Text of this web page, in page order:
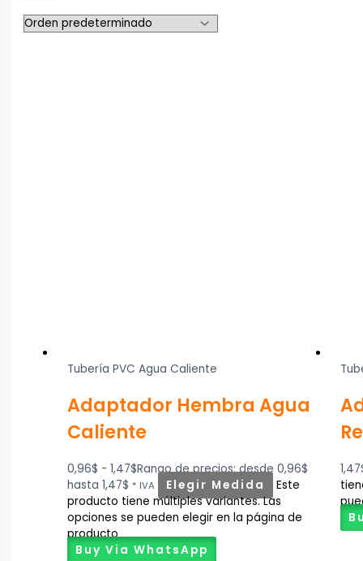
Tubería PVC Agua Caliente
Adaptador Hembra Agua
Caliente
0,96$ - 1,47$Rango de precios: desde 0,96$
hasta 1,47$ * IVA Elegir Medida
Este
producto tiene múltiples variantes. Las
opciones se pueden elegir en la página de
producto
Buy Via WhatsApp
1,47